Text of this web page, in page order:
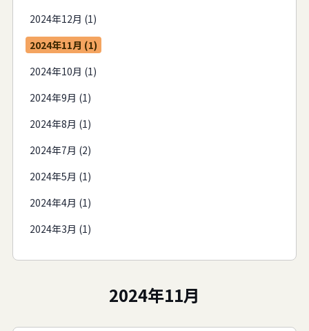
2024年12月 (1)
2024年11月 (1)
2024年10月 (1)
2024年9月 (1)
2024年8月 (1)
2024年7月 (2)
2024年5月 (1)
2024年4月 (1)
2024年3月 (1)
2024年11月